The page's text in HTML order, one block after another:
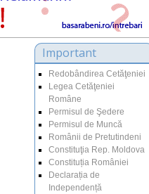
Important
Redobândirea Cetăţeniei
Legea Cetăţeniei
Române
Permisul de Şedere
Permisul de Muncă
Românii de Pretutindeni
Constituţia Rep. Moldova
Constituția României
Declarația de
Independență